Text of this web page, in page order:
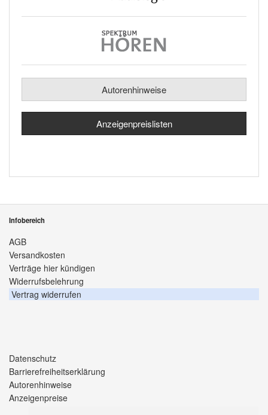
Autorenhinweise
Anzeigenpreislisten
Infobereich
AGB
Versandkosten
Verträge hier kündigen
Widerrufsbelehrung
Vertrag widerrufen
Datenschutz
Barrierefreiheitserklärung
Autorenhinweise
Anzeigenpreise